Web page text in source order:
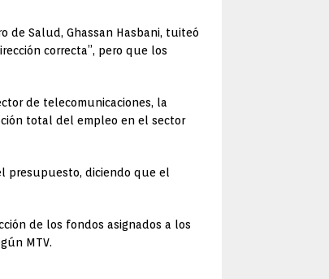
de Salud, Ghassan Hasbani, tuiteó
correcta”, pero que los
de telecomunicaciones, la
total del empleo en el sector
presupuesto, diciendo que el
de los fondos asignados a los
MTV.